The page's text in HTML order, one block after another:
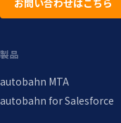
お問い合わせはこちら
製品
autobahn MTA
autobahn for Salesforce